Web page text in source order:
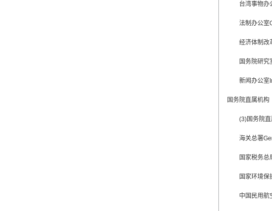
台湾事物办公
法制办公室
经济体制改革
国务院研究室
新闻办公室
国务院直属机构
(3)国务院直
海关总署
国家税务总局
国家环境保护
中国民用航空